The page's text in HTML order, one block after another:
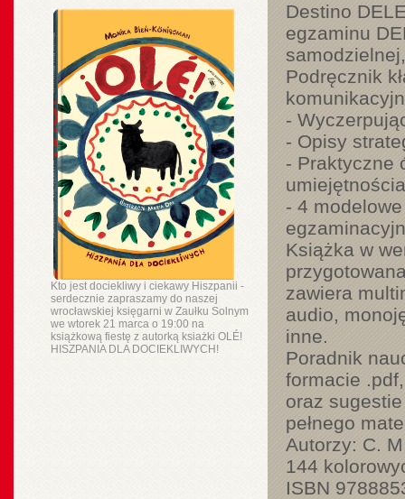
Kto jest dociekliwy i ciekawy Hiszpanii -
serdecznie zapraszamy do naszej
wrocławskiej księgarni w Zaułku Solnym
we wtorek 21 marca o 19:00 na
książkową fiestę z autorką ksiażki OLÉ!
HISZPANIA DLA DOCIEKLIWYCH!
Destino
egzaminu
Podręcznik
-
- Opisy
- Praktyczne
- 4
Książka w
zawiera
audio,
inne.
Poradnik
formacie
oraz
pełnego
Autorzy: C.
144
ISBN